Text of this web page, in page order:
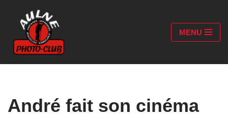
Aller
au
contenu
MENU
André fait son cinéma